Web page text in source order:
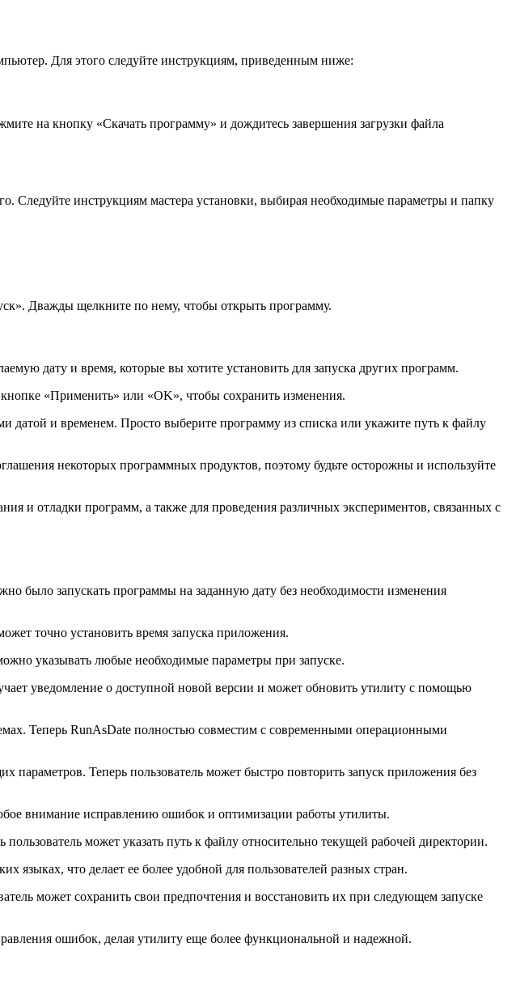
Для этого следуйте инструкциям, приведенным ниже:
на кнопку «Скачать программу» и дождитесь завершения загрузки файла
Следуйте инструкциям мастера установки, выбирая необходимые параметры и папку
Дважды щелкните по нему, чтобы открыть программу.
дату и время, которые вы хотите установить для запуска других программ.
«Применить» или «OK», чтобы сохранить изменения.
датой и временем. Просто выберите программу из списка или укажите путь к файлу
некоторых программных продуктов, поэтому будьте осторожны и используйте
и отладки программ, а также для проведения различных экспериментов, связанных с
было запускать программы на заданную дату без необходимости изменения
точно установить время запуска приложения.
указывать любые необходимые параметры при запуске.
уведомление о доступной новой версии и может обновить утилиту с помощью
Теперь RunAsDate полностью совместим с современными операционными
Теперь пользователь может быстро повторить запуск приложения без
внимание исправлению ошибок и оптимизации работы утилиты.
может указать путь к файлу относительно текущей рабочей директории.
что делает ее более удобной для пользователей разных стран.
может сохранить свои предпочтения и восстановить их при следующем запуске
ошибок, делая утилиту еще более функциональной и надежной.